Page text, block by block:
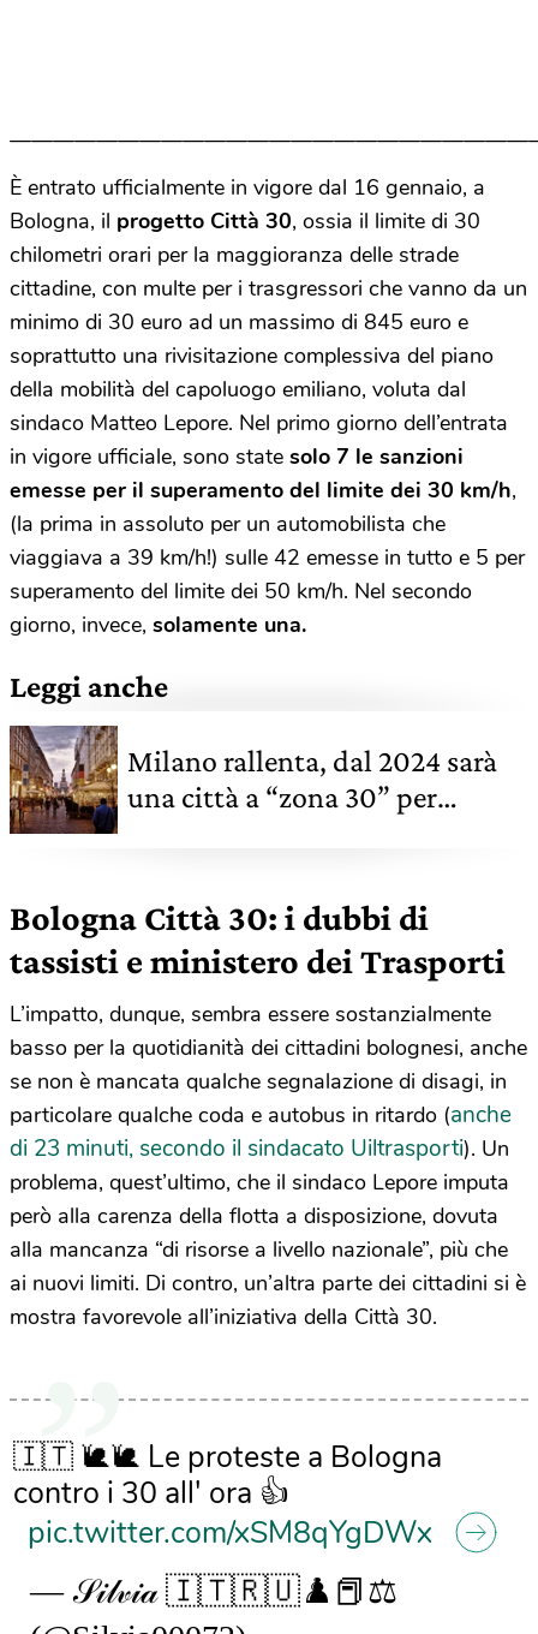
È entrato ufficialmente in vigore dal 16 gennaio, a
Bologna, il progetto Città 30, ossia il limite di 30
chilometri orari per la maggioranza delle strade
cittadine, con multe per i trasgressori che vanno da un
minimo di 30 euro ad un massimo di 845 euro e
soprattutto una rivisitazione complessiva del piano
della mobilità del capoluogo emiliano, voluta dal
sindaco Matteo Lepore. Nel primo giorno dell’entrata
in vigore ufficiale, sono state solo 7 le sanzioni
emesse per il superamento del limite dei 30 km/h,
(la prima in assoluto per un automobilista che
viaggiava a 39 km/h!) sulle 42 emesse in tutto e 5 per
superamento del limite dei 50 km/h. Nel secondo
giorno, invece, solamente una.
Leggi anche
Milano rallenta, dal 2024 sarà
una città a “zona 30” per
Bologna Città 30: i dubbi di
tassisti e ministero dei Trasporti
L’impatto, dunque, sembra essere sostanzialmente
basso per la quotidianità dei cittadini bolognesi, anche
se non è mancata qualche segnalazione di disagi, in
particolare qualche coda e autobus in ritardo (anche
di 23 minuti, secondo il sindacato Uiltrasporti). Un
problema, quest’ultimo, che il sindaco Lepore imputa
però alla carenza della flotta a disposizione, dovuta
alla mancanza “di risorse a livello nazionale”, più che
ai nuovi limiti. Di contro, un’altra parte dei cittadini si è
mostra favorevole all’iniziativa della Città 30.
🇮🇹 🐌🐌 Le proteste a Bologna
contro i 30 all' ora 👍
pic.twitter.com/xSM8qYgDWx
— 𝒮𝒾𝓁𝓋𝒾𝒶 🇮🇹🇷🇺♟️📕⚖️